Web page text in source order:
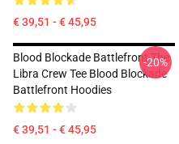
€ 39,51 - € 45,95
Blood Blockade Battlefront The
Libra Crew Tee Blood Blockade
Battlefront Hoodies
€ 39,51 - € 45,95
-20%